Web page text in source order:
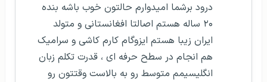
درود برشما امیدوارم حالتون خوب باشه بنده
۲۰ ساله هستم اصالتا افغانستانی و متولد
ایران زیبا هستم ایزوگام کارم کاشی و سرامیک
هم انجام در سطح حرفه ای ، قدرت تکلم زبان
انگلیسیمم متوسط رو به بالاست وقتتون رو